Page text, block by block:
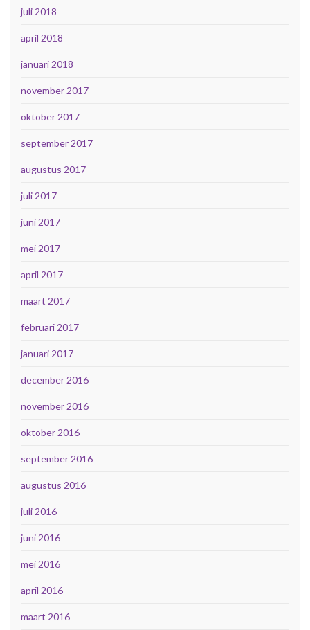
juli 2018
april 2018
januari 2018
november 2017
oktober 2017
september 2017
augustus 2017
juli 2017
juni 2017
mei 2017
april 2017
maart 2017
februari 2017
januari 2017
december 2016
november 2016
oktober 2016
september 2016
augustus 2016
juli 2016
juni 2016
mei 2016
april 2016
maart 2016